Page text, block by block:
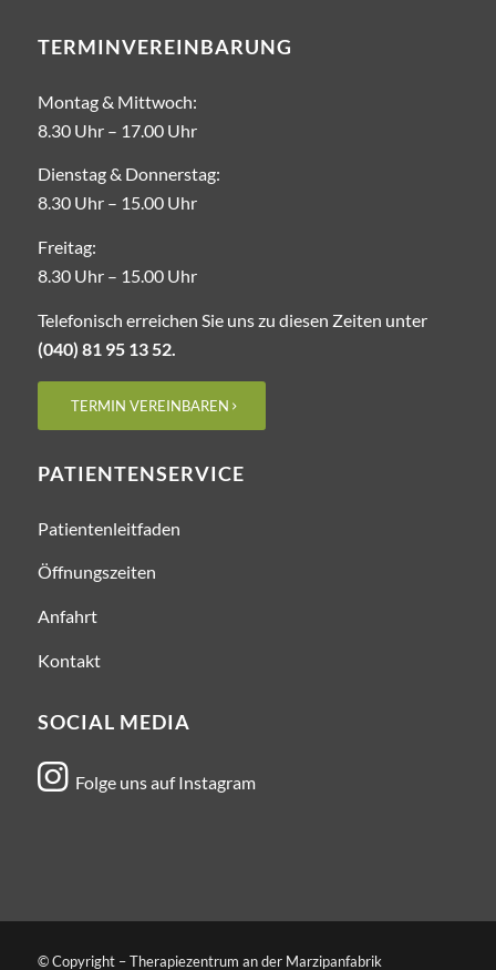
TERMINVEREINBARUNG
Montag & Mittwoch:
8.30 Uhr – ­17.00 Uhr
Dienstag & Donnerstag:
8.30 Uhr – 15.00 Uhr
Freitag:
8.30 Uhr – ­15.00 Uhr
Telefonisch erreichen Sie uns zu diesen Zeiten unter
(040) 81 95 13 52.
TERMIN VEREINBAREN
PATIENTENSERVICE
Patientenleitfaden
Öffnungszeiten
Anfahrt
Kontakt
SOCIAL MEDIA
 Folge uns auf Instagram
© Copyright – Therapiezentrum an der Marzipanfabrik